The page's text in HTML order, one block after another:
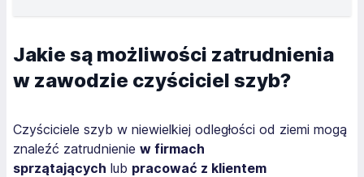
Jakie są możliwości zatrudnienia
w zawodzie czyściciel szyb?
Czyściciele szyb w niewielkiej odległości od ziemi mogą
znaleźć zatrudnienie w firmach
sprzątających lub pracować z klientem